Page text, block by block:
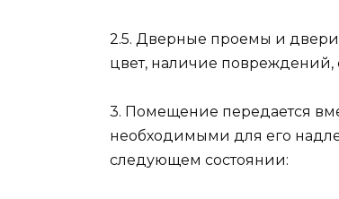
2.5. Дверные проемы и двери:
цвет, наличие повреждений,
3. Помещение передается
необходимыми для его
следующем состоянии: